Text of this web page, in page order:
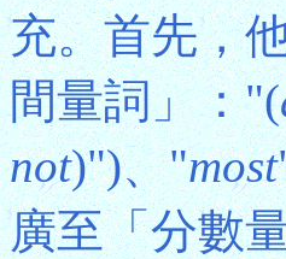
充。首先，
間量詞」："(
not)")、"most
廣至「分數